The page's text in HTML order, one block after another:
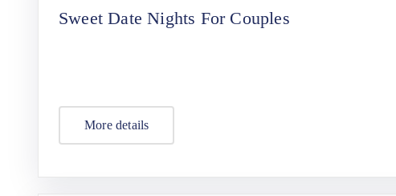
Sweet Date Nights For Couples
More details